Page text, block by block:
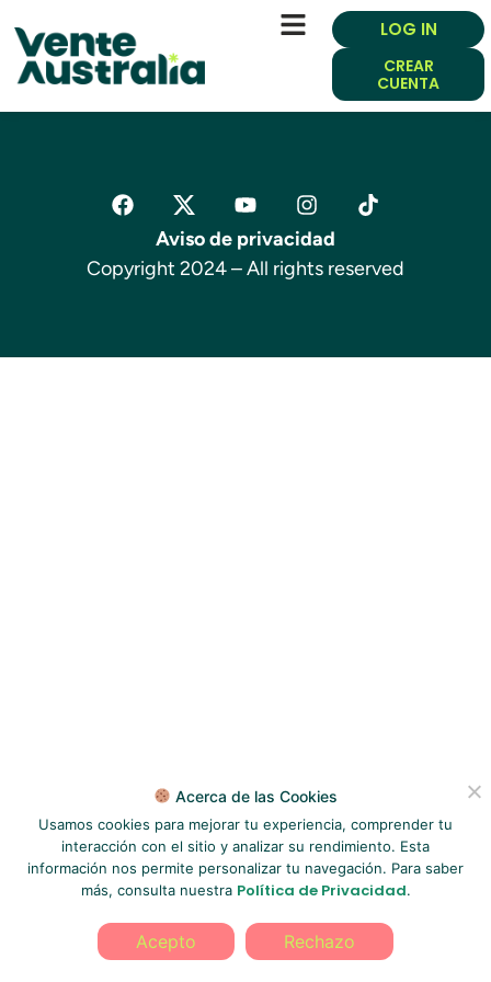
LOG IN
CREAR
CUENTA
Aviso de privacidad
Copyright 2024 – All rights reserved
Acerca de las Cookies
Usamos cookies para mejorar tu experiencia, comprender tu
interacción con el sitio y analizar su rendimiento. Esta
información nos permite personalizar tu navegación. Para saber
más, consulta nuestra Política de Privacidad.
Acepto Rechazo